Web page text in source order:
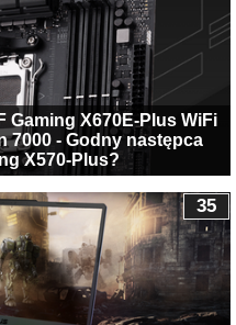
Gaming X670E-Plus WiFi
7000 - Godny następca
X570-Plus?
35